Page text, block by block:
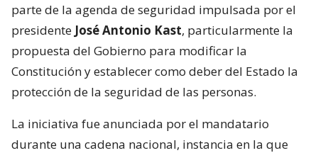
parte de la agenda de seguridad impulsada por el
presidente José Antonio Kast, particularmente la
propuesta del Gobierno para modificar la
Constitución y establecer como deber del Estado la
protección de la seguridad de las personas.
La iniciativa fue anunciada por el mandatario
durante una cadena nacional, instancia en la que